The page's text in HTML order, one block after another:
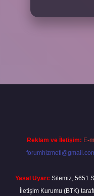
Reklam ve İletişim: E-
Yasal Uyarı: Sitemiz, 5651
İletişim Kurumu (BTK)